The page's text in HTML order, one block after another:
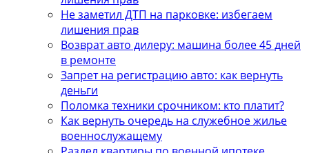
Не заметил ДТП на парковке: избегаем
лишения прав
Возврат авто дилеру: машина более 45 дней
в ремонте
Запрет на регистрацию авто: как вернуть
деньги
Поломка техники срочником: кто платит?
Как вернуть очередь на служебное жилье
военнослужащему